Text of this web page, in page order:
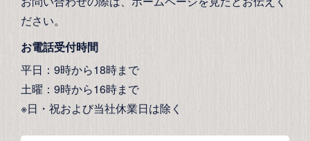
ださい。
お電話受付時間
平日：9時から18時まで
土曜：9時から16時まで
※日・祝および当社休業日は除く